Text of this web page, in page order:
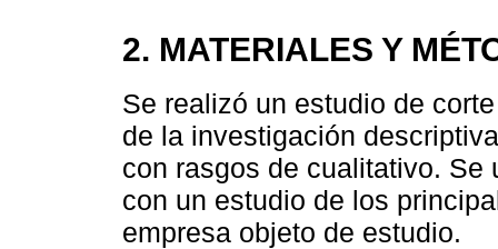
2. MATERIALES Y
Se realizó un estudio de
de la investigación
con rasgos de cualitativo.
con un estudio de los
empresa objeto de estudio.